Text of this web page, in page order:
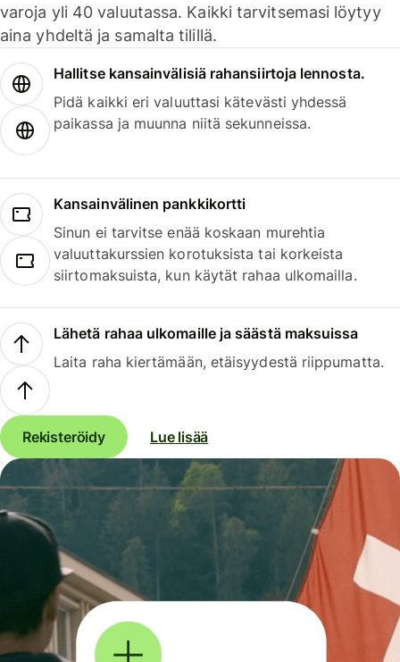
varoja yli 40 valuutassa. Kaikki tarvitsemasi löytyy
aina yhdeltä ja samalta tilillä.
Hallitse kansainvälisiä rahansiirtoja lennosta.
Pidä kaikki eri valuuttasi kätevästi yhdessä
paikassa ja muunna niitä sekunneissa.
Kansainvälinen pankkikortti
Sinun ei tarvitse enää koskaan murehtia
valuuttakurssien korotuksista tai korkeista
siirtomaksuista, kun käytät rahaa ulkomailla.
Lähetä rahaa ulkomaille ja säästä maksuissa
Laita raha kiertämään, etäisyydestä riippumatta.
Rekisteröidy Lue lisää